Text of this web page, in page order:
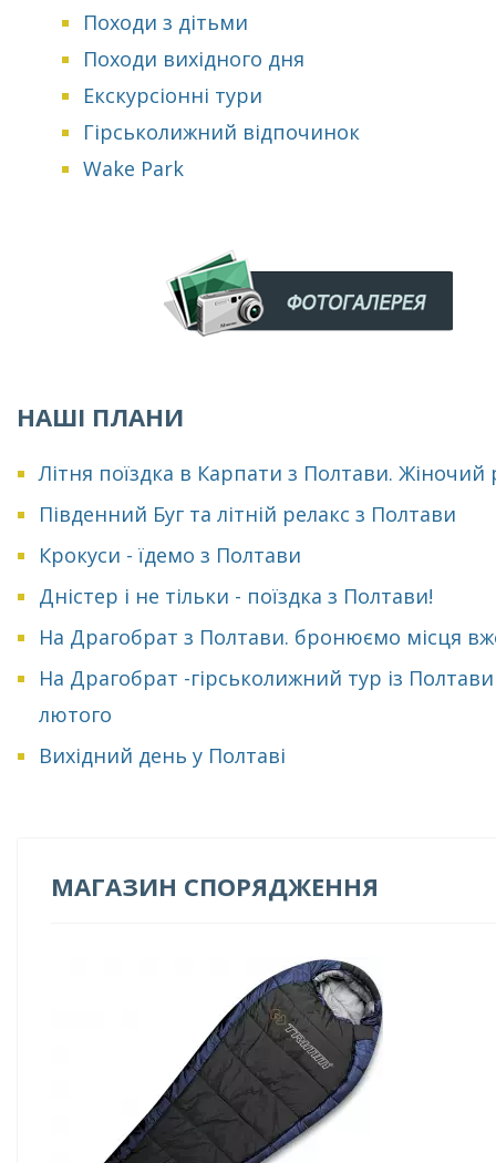
Походи з дітьми
Походи вихідного дня
Екскурсіонні тури
Гірськолижний відпочинок
Wake Park
НАШІ ПЛАНИ
Літня поїздка в Карпати з Полтави. Жіночий
Південний Буг та літній релакс з Полтави
Крокуси - їдемо з Полтави
Дністер і не тільки - поїздка з Полтави!
На Драгобрат з Полтави. бронюємо місця
На Драгобрат -гірськолижний тур із
лютого
Вихідний день у Полтаві
МАГАЗИН СПОРЯДЖЕННЯ